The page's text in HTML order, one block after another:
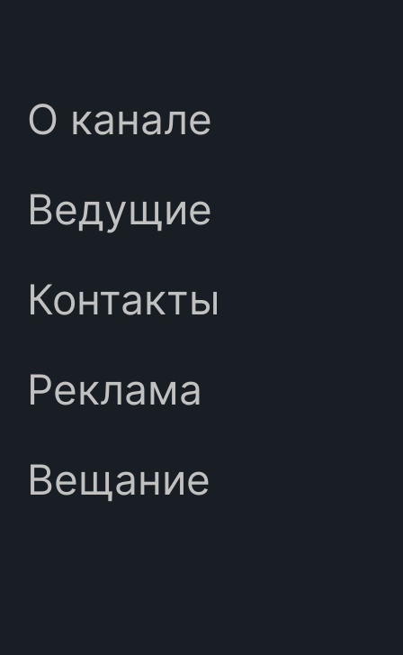
О канале
Ведущие
Контакты
Реклама
Вещание